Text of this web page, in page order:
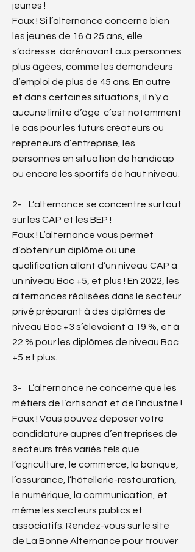
jeunes !
Faux ! Si l’alternance concerne bien
les jeunes de 16 à 25 ans, elle
s’adresse dorénavant aux personnes
plus âgées, comme les demandeurs
d’emploi de plus de 45 ans. En outre
et dans certaines situations, il n’y a
aucune limite d’âge c’est notamment
le cas pour les futurs créateurs ou
repreneurs d’entreprise, les
personnes en situation de handicap
ou encore les sportifs de haut niveau.
2- L’alternance se concentre surtout
sur les CAP et les BEP !
Faux ! L’alternance vous permet
d’obtenir un diplôme ou une
qualification allant d’un niveau CAP à
un niveau Bac +5, et plus ! En 2022, les
alternances réalisées dans le secteur
privé préparant à des diplômes de
niveau Bac +3 s’élevaient à 19 %, et à
22 % pour les diplômes de niveau Bac
+5 et plus.
3- L’alternance ne concerne que les
métiers de l’artisanat et de l’industrie !
Faux ! Vous pouvez déposer votre
candidature auprès d’entreprises de
secteurs très variés tels que
l’agriculture, le commerce, la banque,
l’assurance, l’hôtellerie-restauration,
le numérique, la communication, et
même les secteurs publics et
associatifs. Rendez-vous sur le site
de La Bonne Alternance pour trouver